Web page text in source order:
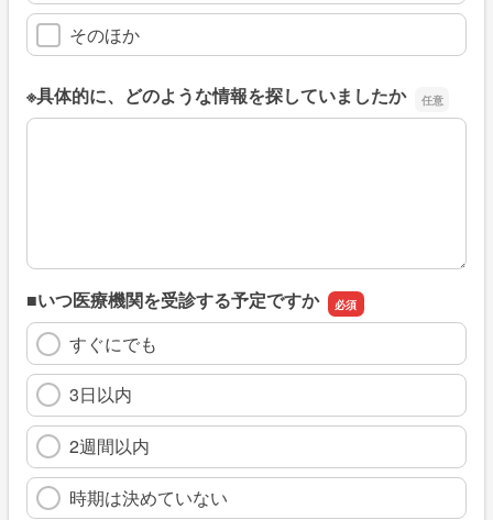
そのほか
※具体的に、どのような情報を探していましたか
※具体的に、どのような情報を探していましたか
■いつ医療機関を受診する予定ですか
すぐにでも
3日以内
2週間以内
時期は決めていない